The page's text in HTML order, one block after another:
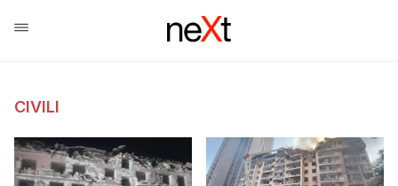
CIVILI